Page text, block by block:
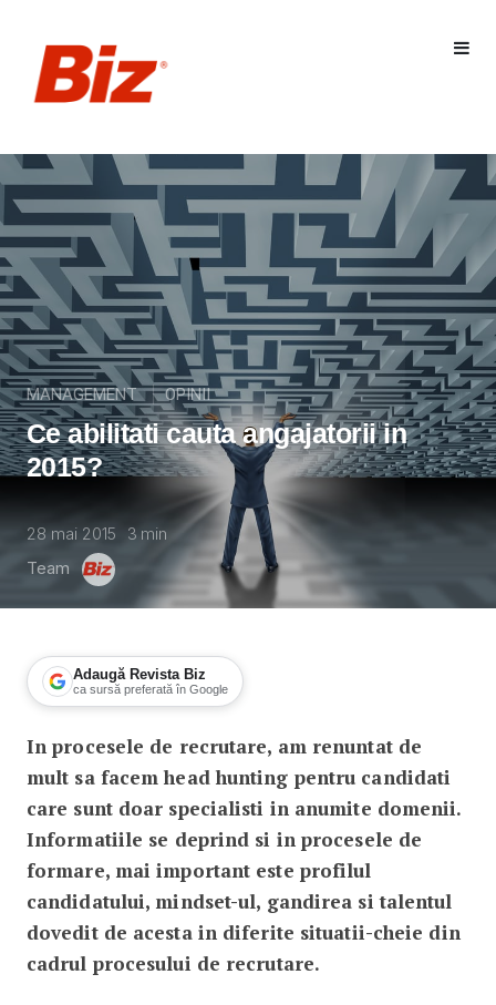
MANAGEMENT OPINII
Ce abilitati cauta angajatorii in
2015?
28 mai 2015 3 min
Team
Adaugă Revista Biz
ca sursă preferată în Google
Ce abilitati cauta angajatorii in 2015?
In procesele de recrutare, am renuntat de
mult sa facem head hunting pentru candidati
care sunt doar specialisti in anumite domenii.
Informatiile se deprind si in procesele de
formare, mai important este profilul
candidatului, mindset-ul, gandirea si talentul
dovedit de acesta in diferite situatii-cheie din
cadrul procesului de recrutare.